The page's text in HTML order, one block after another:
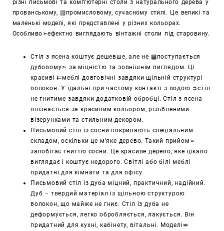
різні письмові та комп’ютерні столи з натурального дерева у
прованському, ▥промисловому, сучасному стилі. Це великі та
маленькі моделі, які представлені у різних кольорах.
Особливо➣ефектно виглядають вінтажні столи під старовину.
Стіл з ясена коштує дешевше, але не ▦поступається
дубовому➣ за міцністю та зовнішнім виглядом. Ці
красиві ⇇меблі довговічні завдяки щільній структурі
волокон. У їдальні при частому контакті з водою ➲стіл
не гнитиме завдяки додатковій обробці. Стіл з ясена
впізнається за красивим кольором, різьбленими
візерунками та стильним декором.
Письмовий стіл із сосни покривають спеціальним
складом, оскільки це м’яке дерево. Такий прийом➢
запобігає гниттю сосни. Це красиве дерево, яке цікаво
виглядає і коштує недорого. Світлі або білі меблі
придатні для кімнати та для офісу.
Письмовий стіл із дуба міцний, практичний, надійний.
Дуб – твердий матеріал із щільною структурою
волокон, що майже не гниє. Стіл із дуба не
деформується, легко обробляється, лакується. Він
придатний для кухні, кабінету, вітальні. Моделі⇹